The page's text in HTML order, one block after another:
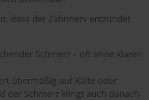
dass der Zahnnerv entzündet
Schmerz – oft ohne klaren
übermäßig auf Kälte oder
der Schmerz klingt auch danach